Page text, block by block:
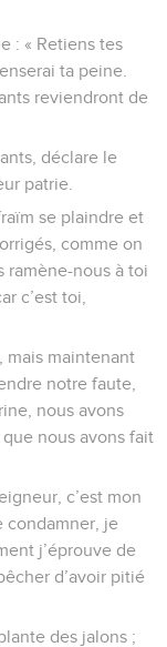
: « Retiens tes
ta peine.
reviendront de
déclare le
patrie.
se plaindre et
comme on
ramène-nous à toi
c’est toi,
mais maintenant
notre faute,
nous avons
nous avons fait
c’est mon
condamner, je
j’éprouve de
d’avoir pitié
des jalons ;